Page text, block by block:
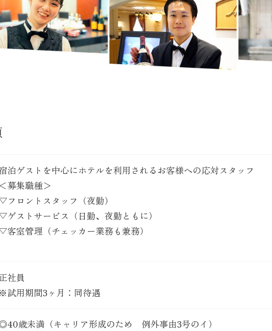
泊ゲストを中心にホテルを利用されるお客様への応対スタッフ
＜募集職種＞
フロントスタッフ（夜勤）
ゲストサービス（日勤、夜勤ともに）
客室管理（チェッカー業務も兼務）
正社員
※試用期間3ヶ月：同待遇
歳未満（キャリア形成のため 例外事由3号のイ）